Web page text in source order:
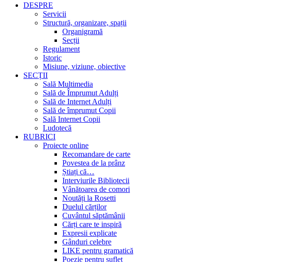
DESPRE
Servicii
Structură, organizare, spații
Organigramă
Secții
Regulament
Istoric
Misiune, viziune, obiective
SECȚII
Sală Multimedia
Sală de Împrumut Adulți
Sală de Internet Adulți
Sală de împrumut Copii
Sală Internet Copii
Ludotecă
RUBRICI
Proiecte online
Recomandare de carte
Povestea de la prânz
Știați că…
Interviurile Bibliotecii
Vânătoarea de comori
Noutăți la Rosetti
Duelul cărților
Cuvântul săptămânii
Cărți care te inspiră
Expresii explicate
Gânduri celebre
LIKE pentru gramatică
Poezie pentru suflet